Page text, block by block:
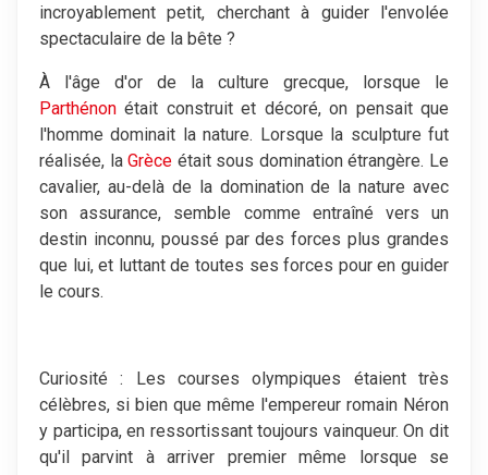
incroyablement petit, cherchant à guider l'envolée
spectaculaire de la bête ?
À l'âge d'or de la culture grecque, lorsque le
Parthénon était construit et décoré, on pensait que
l'homme dominait la nature. Lorsque la sculpture fut
réalisée, laGrèce était sous domination étrangère. Le
cavalier, au-delà de la domination de la nature avec
son assurance, semble comme entraîné vers un
destin inconnu, poussé par des forces plus grandes
que lui, et luttant de toutes ses forces pour en guider
le cours.
Curiosité : Les courses olympiques étaient très
célèbres, si bien que même l'empereur romain Néron
y participa, en ressortissant toujours vainqueur. On dit
qu'il parvint à arriver premier même lorsque se